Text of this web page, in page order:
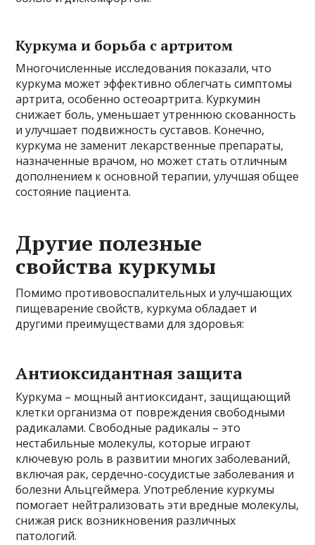
Куркума и борьба с артритом
Многочисленные исследования показали, что
куркума может эффективно облегчать симптомы
артрита, особенно остеоартрита. Куркумин
снижает боль, уменьшает утреннюю скованность
и улучшает подвижность суставов. Конечно,
куркума не заменит лекарственные препараты,
назначенные врачом, но может стать отличным
дополнением к основной терапии, улучшая общее
состояние пациента.
Другие полезные
свойства куркумы
Помимо противовоспалительных и улучшающих
пищеварение свойств, куркума обладает и
другими преимуществами для здоровья:
Антиоксидантная защита
Куркума – мощный антиоксидант, защищающий
клетки организма от повреждения свободными
радикалами. Свободные радикалы – это
нестабильные молекулы, которые играют
ключевую роль в развитии многих заболеваний,
включая рак, сердечно-сосудистые заболевания и
болезни Альцгеймера. Употребление куркумы
помогает нейтрализовать эти вредные молекулы,
снижая риск возникновения различных
патологий.